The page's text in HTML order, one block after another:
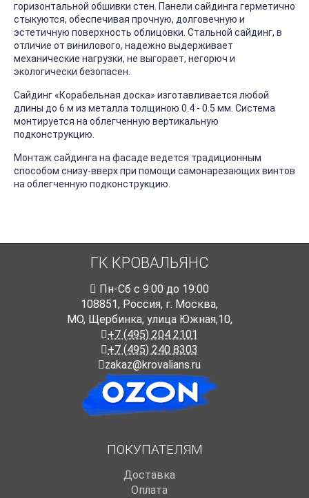
горизонтальной обшивки стен. Панели сайдинга герметично
стыкуются, обеспечивая прочную, долговечную и
эстетичную поверхность облицовки. Стальной сайдинг, в
отличие от винилового, надежно выдерживает
механические нагрузки, не выгорает, негорюч и
экологически безопасен.
Сайдинг «Корабельная доска» изготавливается любой
длины до 6 м из металла толщиною 0.4 - 0.5 мм. Система
монтируется на облегченную вертикальную
подконструкцию.
Монтаж сайдинга на фасаде ведется традиционным
способом снизу-вверх при помощи самонарезающих винтов
на облегченную подконструкцию.
ГК КРОВАЛЬЯНС
Пн-Cб с 9:00 до 19:00
108851, Россия, г. Москва,
МО, Щербинка, улица Южная,10,
+7 (495) 204 2101
+7 (495) 240 8303
zakaz@krovalians.ru
ПОКУПАТЕЛЯМ
Доставка
Оплата